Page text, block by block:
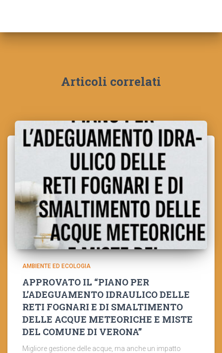
Articoli correlati
AMBIENTE ED ECOLOGIA
APPROVATO IL “PIANO PER
L’ADEGUAMENTO IDRAULICO DELLE
RETI FOGNARI E DI SMALTIMENTO
DELLE ACQUE METEORICHE E MISTE
DEL COMUNE DI VERONA”
Migliore gestione delle acque, ma anche un impatto